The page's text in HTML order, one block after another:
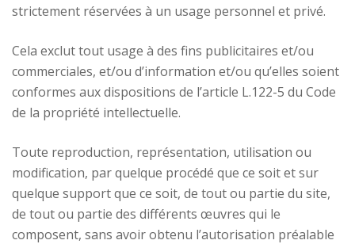
strictement réservées à un usage personnel et privé.
Cela exclut tout usage à des fins publicitaires et/ou
commerciales, et/ou d’information et/ou qu’elles soient
conformes aux dispositions de l’article L.122-5 du Code
de la propriété intellectuelle.
Toute reproduction, représentation, utilisation ou
modification, par quelque procédé que ce soit et sur
quelque support que ce soit, de tout ou partie du site,
de tout ou partie des différents œuvres qui le
composent, sans avoir obtenu l’autorisation préalable